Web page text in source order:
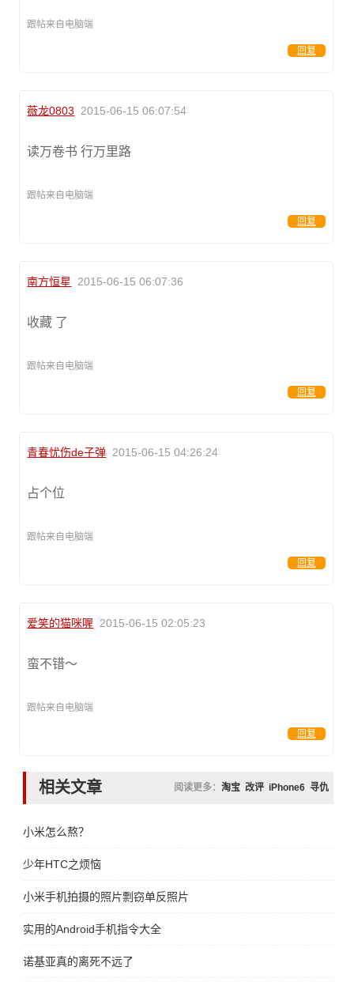
跟帖来自电脑端
回复
薇龙0803 2015-06-15 06:07:54
读万卷书 行万里路
跟帖来自电脑端
回复
南方恒星 2015-06-15 06:07:36
收藏 了
跟帖来自电脑端
回复
青春忧伤de子弹 2015-06-15 04:26:24
占个位
跟帖来自电脑端
回复
爱笑的猫咪喔 2015-06-15 02:05:23
蛮不错～
跟帖来自电脑端
回复
相关文章 阅读更多： 淘宝 改评 iPhone6 寻仇
小米怎么熬？
少年HTC之烦恼
小米手机拍摄的照片剽窃单反照片
实用的Android手机指令大全
诺基亚真的离死不远了